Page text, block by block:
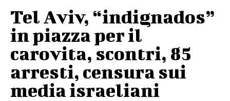
Tel Aviv, “indignados”
in piazza per il
carovita, scontri, 85
arresti, censura sui
media israeliani